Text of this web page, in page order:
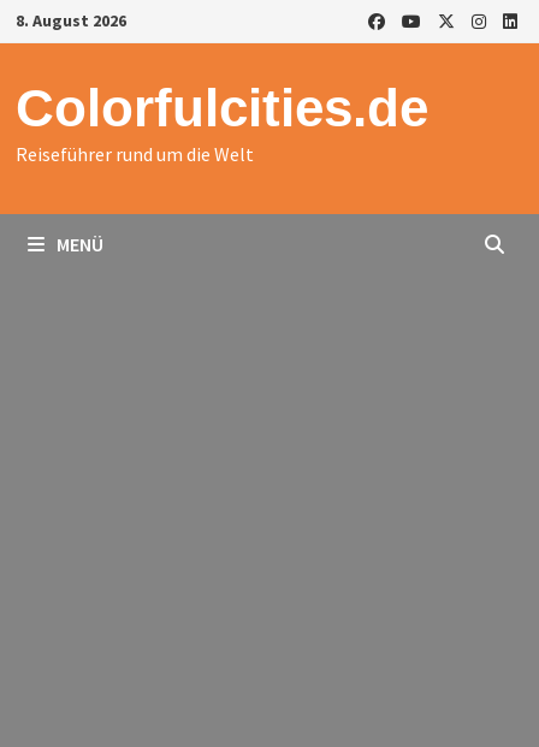
Zurück
zum
8. August 2026
Colorfulcities.de
Reiseführer rund um die Welt
MENÜ